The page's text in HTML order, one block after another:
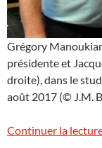
Grégory
présidente et
droite), dans le
août 2017 (© J.M.
Continuer la